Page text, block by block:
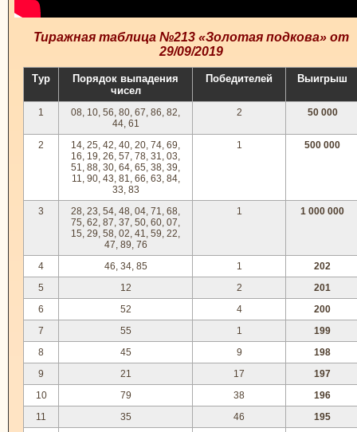
Тиражная таблица №213 «Золотая подкова» от
29/09/2019
Тур
Порядок выпадения
чисел
Победителей Выигрыш
1
08, 10, 56, 80, 67, 86, 82,
44, 61
2 50 000
2
14, 25, 42, 40, 20, 74, 69,
16, 19, 26, 57, 78, 31, 03,
51, 88, 30, 64, 65, 38, 39,
11, 90, 43, 81, 66, 63, 84,
33, 83
1 500 000
3
28, 23, 54, 48, 04, 71, 68,
75, 62, 87, 37, 50, 60, 07,
15, 29, 58, 02, 41, 59, 22,
47, 89, 76
1 1 000 000
4 46, 34, 85 1
202
5
12 2
201
6
52 4
200
7
55 1
199
8
45 9
198
9
21 17
197
10
79 38
196
11
35 46
195